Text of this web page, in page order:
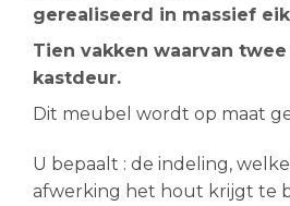
gerealiseerd in massief
Tien vakken waarvan
kastdeur.
Dit meubel wordt op maat
U bepaalt : de indeling,
afwerking het hout krijgt te